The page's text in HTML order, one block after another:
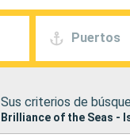
Puertos
Sus criterios de
Brilliance of the Seas -